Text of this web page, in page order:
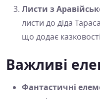
Листи з
листи до діда
що додає
Важливі
Фантастичні